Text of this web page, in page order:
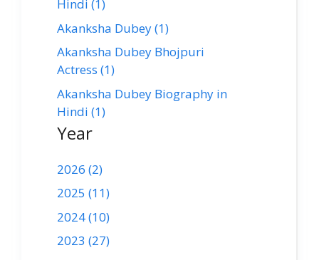
Hindi (1)
Akanksha Dubey (1)
Akanksha Dubey Bhojpuri
Actress (1)
Akanksha Dubey Biography in
Hindi (1)
Year
2026 (2)
2025 (11)
2024 (10)
2023 (27)